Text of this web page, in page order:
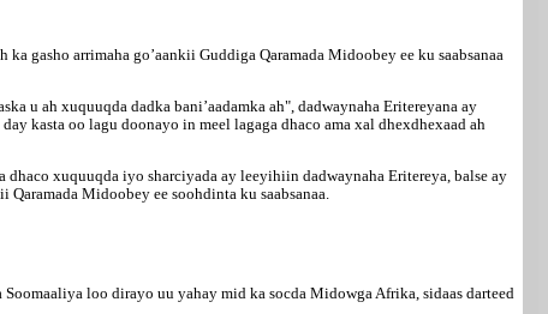
gasho arrimaha go’aankii Guddiga Qaramada Midoobey ee ku saabsanaa
u ah xuquuqda dadka bani’aadamka ah", dadwaynaha Eritereyana ay
kasta oo lagu doonayo in meel lagaga dhaco ama xal dhexdhexaad ah
xuquuqda iyo sharciyada ay leeyihiin dadwaynaha Eritereya, balse ay
Midoobey ee soohdinta ku saabsanaa.
loo dirayo uu yahay mid ka socda Midowga Afrika, sidaas darteed